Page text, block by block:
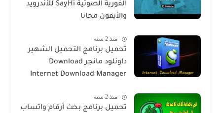
الفورية الصوتية SayHi للأندرويد
والأيفون مجانا
منذ 2 سنة
تحميل برنامج التحميل الشهير
داونلود مانجر Download
Internet Download Manager
منذ 2 سنة
تحميل برنامج بحث أرقام واتساب